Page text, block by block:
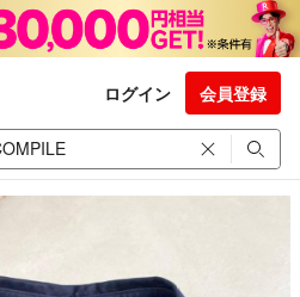
ログイン 会員登録